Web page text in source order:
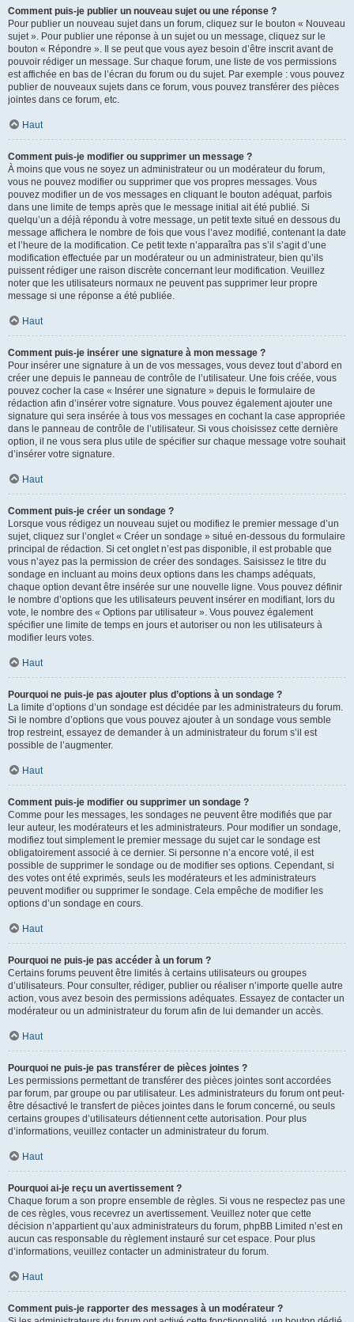
Comment puis-je publier un nouveau sujet ou une réponse ?
Pour publier un nouveau sujet dans un forum, cliquez sur le bouton « Nouveau
sujet ». Pour publier une réponse à un sujet ou un message, cliquez sur le
bouton « Répondre ». Il se peut que vous ayez besoin d’être inscrit avant de
pouvoir rédiger un message. Sur chaque forum, une liste de vos permissions
est affichée en bas de l’écran du forum ou du sujet. Par exemple : vous pouvez
publier de nouveaux sujets dans ce forum, vous pouvez transférer des pièces
jointes dans ce forum, etc.
Haut
Comment puis-je modifier ou supprimer un message ?
À moins que vous ne soyez un administrateur ou un modérateur du forum,
vous ne pouvez modifier ou supprimer que vos propres messages. Vous
pouvez modifier un de vos messages en cliquant le bouton adéquat, parfois
dans une limite de temps après que le message initial ait été publié. Si
quelqu’un a déjà répondu à votre message, un petit texte situé en dessous du
message affichera le nombre de fois que vous l’avez modifié, contenant la date
et l’heure de la modification. Ce petit texte n’apparaîtra pas s’il s’agit d’une
modification effectuée par un modérateur ou un administrateur, bien qu’ils
puissent rédiger une raison discrète concernant leur modification. Veuillez
noter que les utilisateurs normaux ne peuvent pas supprimer leur propre
message si une réponse a été publiée.
Haut
Comment puis-je insérer une signature à mon message ?
Pour insérer une signature à un de vos messages, vous devez tout d’abord en
créer une depuis le panneau de contrôle de l’utilisateur. Une fois créée, vous
pouvez cocher la case « Insérer une signature » depuis le formulaire de
rédaction afin d’insérer votre signature. Vous pouvez également ajouter une
signature qui sera insérée à tous vos messages en cochant la case appropriée
dans le panneau de contrôle de l’utilisateur. Si vous choisissez cette dernière
option, il ne vous sera plus utile de spécifier sur chaque message votre souhait
d’insérer votre signature.
Haut
Comment puis-je créer un sondage ?
Lorsque vous rédigez un nouveau sujet ou modifiez le premier message d’un
sujet, cliquez sur l’onglet « Créer un sondage » situé en-dessous du formulaire
principal de rédaction. Si cet onglet n’est pas disponible, il est probable que
vous n’ayez pas la permission de créer des sondages. Saisissez le titre du
sondage en incluant au moins deux options dans les champs adéquats,
chaque option devant être insérée sur une nouvelle ligne. Vous pouvez définir
le nombre d’options que les utilisateurs peuvent insérer en modifiant, lors du
vote, le nombre des « Options par utilisateur ». Vous pouvez également
spécifier une limite de temps en jours et autoriser ou non les utilisateurs à
modifier leurs votes.
Haut
Pourquoi ne puis-je pas ajouter plus d’options à un sondage ?
La limite d’options d’un sondage est décidée par les administrateurs du forum.
Si le nombre d’options que vous pouvez ajouter à un sondage vous semble
trop restreint, essayez de demander à un administrateur du forum s’il est
possible de l’augmenter.
Haut
Comment puis-je modifier ou supprimer un sondage ?
Comme pour les messages, les sondages ne peuvent être modifiés que par
leur auteur, les modérateurs et les administrateurs. Pour modifier un sondage,
modifiez tout simplement le premier message du sujet car le sondage est
obligatoirement associé à ce dernier. Si personne n’a encore voté, il est
possible de supprimer le sondage ou de modifier ses options. Cependant, si
des votes ont été exprimés, seuls les modérateurs et les administrateurs
peuvent modifier ou supprimer le sondage. Cela empêche de modifier les
options d’un sondage en cours.
Haut
Pourquoi ne puis-je pas accéder à un forum ?
Certains forums peuvent être limités à certains utilisateurs ou groupes
d’utilisateurs. Pour consulter, rédiger, publier ou réaliser n’importe quelle autre
action, vous avez besoin des permissions adéquates. Essayez de contacter un
modérateur ou un administrateur du forum afin de lui demander un accès.
Haut
Pourquoi ne puis-je pas transférer de pièces jointes ?
Les permissions permettant de transférer des pièces jointes sont accordées
par forum, par groupe ou par utilisateur. Les administrateurs du forum ont peut-
être désactivé le transfert de pièces jointes dans le forum concerné, ou seuls
certains groupes d’utilisateurs détiennent cette autorisation. Pour plus
d’informations, veuillez contacter un administrateur du forum.
Haut
Pourquoi ai-je reçu un avertissement ?
Chaque forum a son propre ensemble de règles. Si vous ne respectez pas une
de ces règles, vous recevrez un avertissement. Veuillez noter que cette
décision n’appartient qu’aux administrateurs du forum, phpBB Limited n’est en
aucun cas responsable du règlement instauré sur cet espace. Pour plus
d’informations, veuillez contacter un administrateur du forum.
Haut
Comment puis-je rapporter des messages à un modérateur ?